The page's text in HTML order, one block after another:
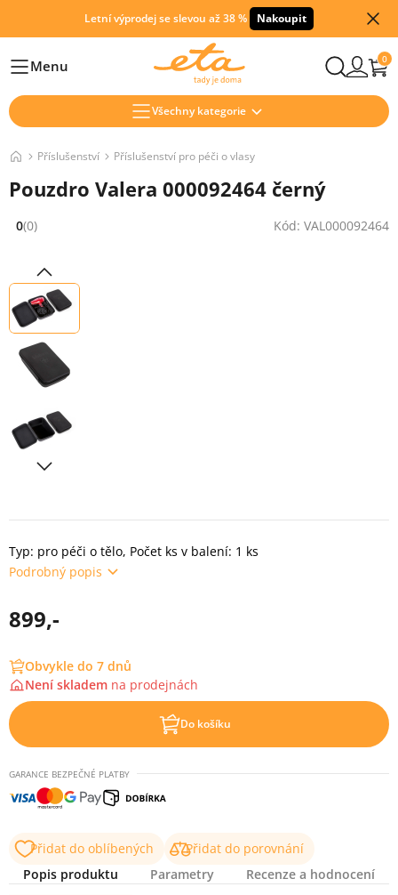
Letní výprodej se slevou až 38 % Nakoupit
HlavníMenu 0
Všechny kategorie
Příslušenství Příslušenství pro péči o vlasy
Pouzdro Valera 000092464 černý
Hodnocení: 0 z 5 (0 recenzí)
0(0) Kód: VAL000092464
Typ: pro péči o tělo, Počet ks v balení: 1 ks
Podrobný popis
899,-
Obvykle do 7 dnů
Není skladem na prodejnách
Do košíku
GARANCE BEZPEČNÉ PLATBY
Přidat do oblíbených
Přidat do porovnání
Popis produktu
Parametry Recenze a hodnocení